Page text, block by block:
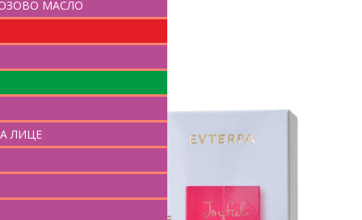
МАСЛО
ЛИЦЕ
КУПИ